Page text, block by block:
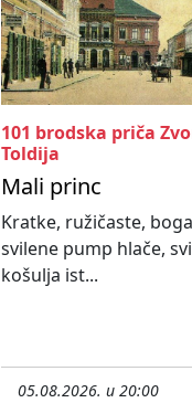
101 brodska priča
Toldija
Mali princ
Kratke, ružičaste,
svilene pump hlače,
košulja ist...
05.08.2026. u 20:00